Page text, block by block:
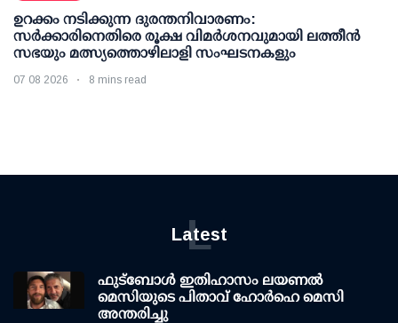
ഉറക്കം നടിക്കുന്ന ദുരന്തനിവാരണം:
സര്‍ക്കാരിനെതിരെ രൂക്ഷ വിമര്‍ശനവുമായി ലത്തീന്‍
സഭയും മത്സ്യത്തൊഴിലാളി സംഘടനകളും
07 08 2026 8 mins read
Latest
L
ഫുട്ബോൾ ഇതിഹാസം ലയണൽ
മെസിയുടെ പിതാവ് ഹോർഹെ മെസി
അന്തരിച്ചു